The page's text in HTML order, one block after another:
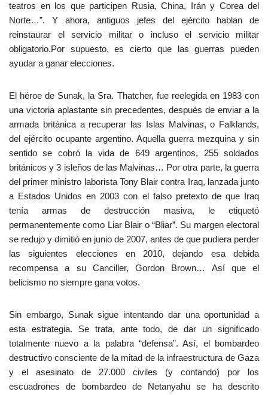
teatros en los que participen Rusia, China, Irán y Corea del
Norte…”. Y ahora, antiguos jefes del ejército hablan de
reinstaurar el servicio militar o incluso el servicio militar
obligatorio.Por supuesto, es cierto que las guerras pueden
ayudar a ganar elecciones.
El héroe de Sunak, la Sra. Thatcher, fue reelegida en 1983 con
una victoria aplastante sin precedentes, después de enviar a la
armada británica a recuperar las Islas Malvinas, o Falklands,
del ejército ocupante argentino. Aquella guerra mezquina y sin
sentido se cobró la vida de 649 argentinos, 255 soldados
británicos y 3 isleños de las Malvinas… Por otra parte, la guerra
del primer ministro laborista Tony Blair contra Iraq, lanzada junto
a Estados Unidos en 2003 con el falso pretexto de que Iraq
tenía armas de destrucción masiva, le etiquetó
permanentemente como Liar Blair o “Bliar”. Su margen electoral
se redujo y dimitió en junio de 2007, antes de que pudiera perder
las siguientes elecciones en 2010, dejando esa debida
recompensa a su Canciller, Gordon Brown… Así que el
belicismo no siempre gana votos.
Sin embargo, Sunak sigue intentando dar una oportunidad a
esta estrategia. Se trata, ante todo, de dar un significado
totalmente nuevo a la palabra “defensa”. Así, el bombardeo
destructivo consciente de la mitad de la infraestructura de Gaza
y el asesinato de 27.000 civiles (y contando) por los
escuadrones de bombardeo de Netanyahu se ha descrito